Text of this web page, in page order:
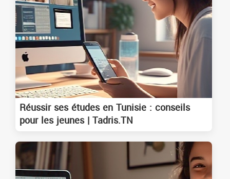
Réussir ses études en Tunisie : conseils
pour les jeunes | Tadris.TN